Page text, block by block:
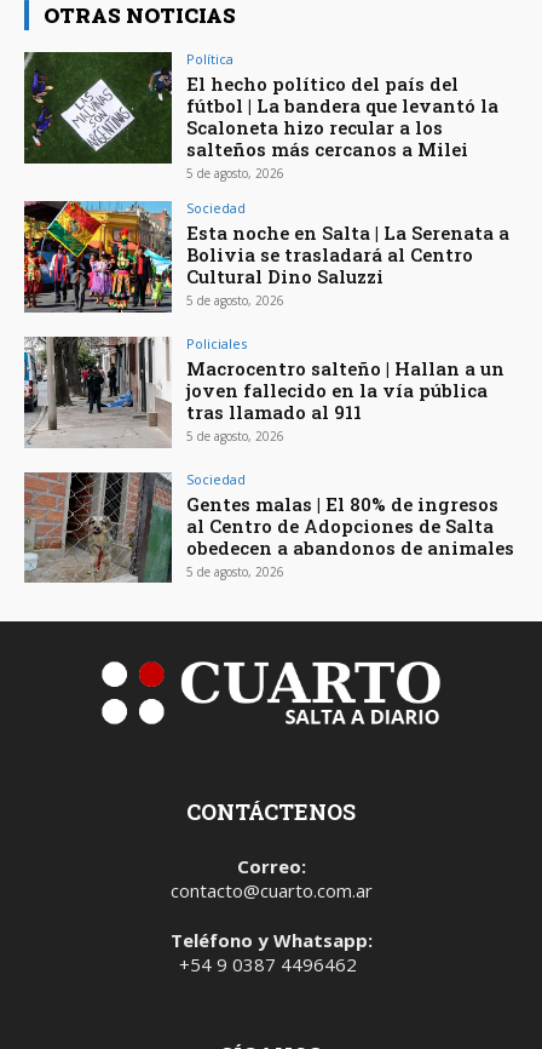
OTRAS NOTICIAS
Política
El hecho político del país del
fútbol | La bandera que levantó la
Scaloneta hizo recular a los
salteños más cercanos a Milei
5 de agosto, 2026
Sociedad
Esta noche en Salta | La Serenata a
Bolivia se trasladará al Centro
Cultural Dino Saluzzi
5 de agosto, 2026
Policiales
Macrocentro salteño | Hallan a un
joven fallecido en la vía pública
tras llamado al 911
5 de agosto, 2026
Sociedad
Gentes malas | El 80% de ingresos
al Centro de Adopciones de Salta
obedecen a abandonos de animales
5 de agosto, 2026
CONTÁCTENOS
Correo:
contacto@cuarto.com.ar
Teléfono y Whatsapp:
+54 9 0387 4496462